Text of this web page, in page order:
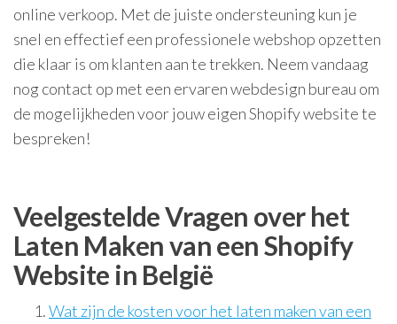
online verkoop. Met de juiste ondersteuning kun je
snel en effectief een professionele webshop opzetten
die klaar is om klanten aan te trekken. Neem vandaag
nog contact op met een ervaren webdesign bureau om
de mogelijkheden voor jouw eigen Shopify website te
bespreken!
Veelgestelde Vragen over het
Laten Maken van een Shopify
Website in België
Wat zijn de kosten voor het laten maken van een